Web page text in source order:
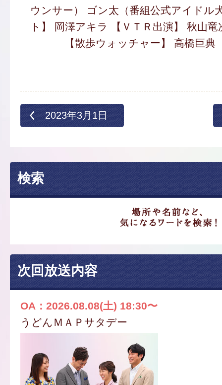
ウンサー） ゴン太（番組公式アイドル
ト】 岡澤アキラ 【ＶＴＲ出演】 秋山
【散歩ウォッチャー】 高橋巨典
2023年3月1日
検索
次回放送内容
OA：2026.08.08(土) 18:30〜
うどんＭＡＰサタデー